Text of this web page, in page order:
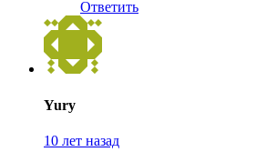
Ответить
Yury
10 лет назад